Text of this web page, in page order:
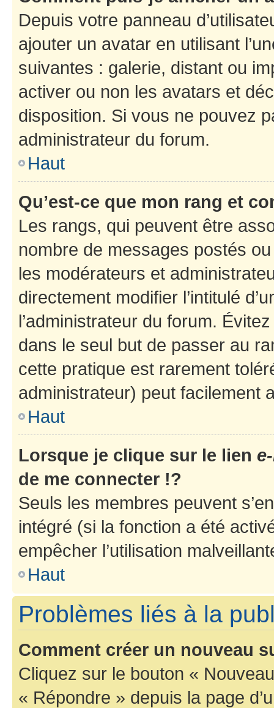
Depuis votre panneau
ajouter un avatar en utilisant
suivantes : galerie, distant ou
activer ou non les avatars et
disposition. Si vous ne pouvez
administrateur du forum.
Haut
Qu’est-ce que mon rang et
Les rangs, qui peuvent être
nombre de messages postés
les modérateurs et
directement modifier l’intitulé
l’administrateur du forum.
dans le seul but de passer au
cette pratique est rarement
administrateur) peut facilement
Haut
Lorsque je clique sur le lien
de me connecter !?
Seuls les membres peuvent
intégré (si la fonction a été
empêcher l’utilisation
Haut
Problèmes liés à la
Comment créer un nouveau
Cliquez sur le bouton «
« Répondre » depuis la page